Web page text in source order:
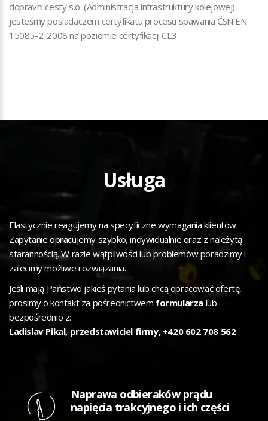
dopravní cesty s.o. (Administracja infrastruktury kolejowej)
jesteśmy posiadaczem certyfikatu procesu spawania ČSN EN
15085-2: 2008 na poziomie certyfikacji CL3
Usługa
Elastycznie reagujemy na specyficzne wymagania klientów.
Zapytanie opracujemy szybko, indywidualnie oraz z należytą
starannością. W razie wątpliwości lub problemów poradzimy i
zalecimy możliwe rozwiązania.
Jeśli mają Państwo jakieś pytania lub chcą opracować ofertę,
prosimy o kontakt za pośrednictwem formularza lub
bezpośrednio z:
Ladislav Pikal, przedstawiciel firmy, +420 602 708 562
Naprawa odbieraków prądu
napięcia trakcyjnego i ich części